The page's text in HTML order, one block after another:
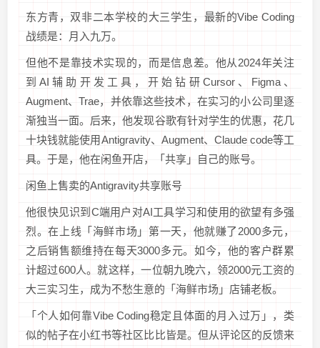
东方青，双非二本学校的大三学生，最新的Vibe Coding
战绩是：月入九万。
但他不是靠技术实现的，而是信息差。他从2024年关注
到AI辅助开发工具，开始钻研Cursor、Figma、
Augment、Trae，并依靠这些技术，在实习的小公司里逐
渐独当一面。后来，他发现谷歌有针对学生的优惠，花几
十块钱就能使用Antigravity、Augment、Claude code等工
具。于是，他在闲鱼开店，「共享」自己的账号。
闲鱼上售卖的Antigravity共享账号
他很快见识到C端用户对AI工具学习和使用的欲望有多强
烈。在上线「海鲜市场」第一天，他就赚了2000多元，
之后销售额维持在每天3000多元。如今，他的客户群累
计超过600人。就这样，一位朝九晚六，领2000元工资的
大三实习生，成为不愁生意的「海鲜市场」店铺老板。
「个人如何靠Vibe Coding稳定且体面的月入过万」，类
似的帖子在小红书等社区比比皆是。但从评论区的反馈来